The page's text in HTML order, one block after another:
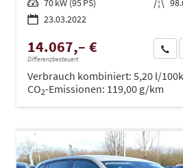
Leistung 70 kW (95 PS) Kilometerstand
23.03.2022
14.067,– €
Differenzbesteuert
Verbrauch kombiniert: 5,20 l/
CO2-Emissionen: 119,00 g/km